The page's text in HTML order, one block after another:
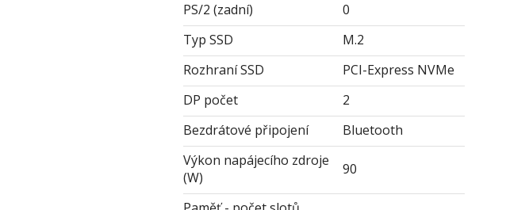
PS/2 (zadní)
0
Typ SSD
M.2
Rozhraní SSD
PCI-Express NVMe
DP počet
2
Bezdrátové připojení
Bluetooth
Výkon napájecího zdroje
(W)
90